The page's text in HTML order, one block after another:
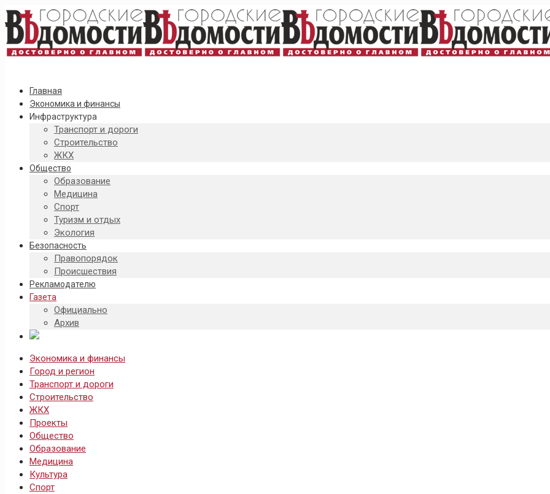
Главная
Экономика и финансы
Инфраструктура
Транспорт и дороги
Строительство
ЖКХ
Общество
Образование
Медицина
Спорт
Туризм и отдых
Экология
Безопасность
Правопорядок
Происшествия
Рекламодателю
Газета
Официально
Архив
Экономика и финансы
Город и регион
Транспорт и дороги
Строительство
ЖКХ
Проекты
Общество
Образование
Медицина
Культура
Спорт